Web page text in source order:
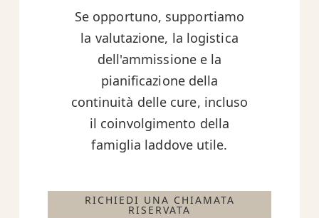
Se opportuno, supportiamo
la valutazione, la logistica
dell'ammissione e la
pianificazione della
continuità delle cure, incluso
il coinvolgimento della
famiglia laddove utile.
RICHIEDI UNA CHIAMATA
RISERVATA